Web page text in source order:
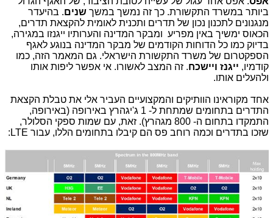
ביותר במשרד התקשורת. כך זה נמשך במשך שנים. בהיעדר
מנגנונים לתכנון נכון של תדרים ותכנית לאומית להקצאת תדרים,
הכאוס ימשיך באין מפריע ומבקר המדינה והערותיו ייגנזו במגירה,
בדיוק כמו כל הדוחות הקודמים של מבקר המדינה בנוגע לאגף
הספקטרום של משרד התקשורת הישראלי. גם המאמר הזה, כמו
קודמיו, ייגנז ויישכח. זה המצב לאשורו. אי אפשר ליפות אותו
ולהעלים אותו.
אחד מקוראינו הוותיקים והמקצועיים העביר אלי את טבלת הקצאת
התדרים בתחומים שמתחת ל- 1 ג'יגהרץ באירופה (באירופה,
התמקדו בתחום ה- 800 מגהרץ). זאת, עם שמות ספקי הסלולר,
שזכו בתדרים וכמה רוחב פס הם קיבלו בתחומים הללו, עבור LTE: